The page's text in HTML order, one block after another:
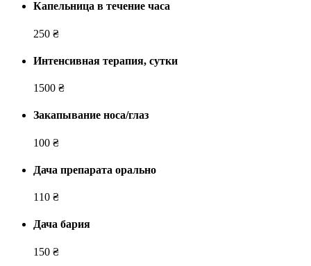
Капельница в течение часа
250 ₴
Интенсивная терапия, сутки
1500 ₴
Закапывание носа/глаз
100 ₴
Дача препарата орально
110 ₴
Дача бария
150 ₴